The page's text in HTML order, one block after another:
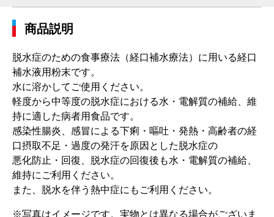
商品説明
脱水症のための食事療法（経口補水療法）に用いる経口
補水液用粉末です。
水に溶かしてご使用ください。
軽度から中等度の脱水症における水・電解質の補給、維
持に適した病者用食品です。
感染性腸炎、感冒による下痢・嘔吐・発熱・高齢者の経
口摂取不足・過度の発汗を原因とした脱水症の
悪化防止・回復、脱水症の回復後も水・電解質の補給、
維持にご利用ください。
また、脱水を伴う熱中症にもご利用ください。
※写真はイメージです。実物とは異なる場合がございま